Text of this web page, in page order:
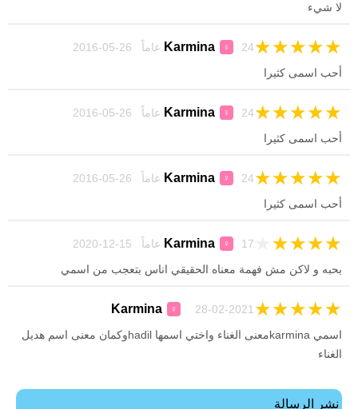
لا شيء
Karmina ♀ 24 عاماً 26-05-2016 ★
★
★
★
★
أحب اسمى كثيرا
Karmina ♀ 24 عاماً 26-05-2016 ★
★
★
★
★
أحب اسمى كثيرا
Karmina ♀ 24 عاماً 26-05-2016 ★
★
★
★
★
أحب اسمى كثيرا
Karmina ♀ 17 عاماً 15-12-2020 ★
★
★
★
بحبه و لاكن مش فهمة معناه الحقيقي اناس بتعجب من اسمي
Karmina ♀ 28-02-2021 ★
★
★
★
★
اسمي karminaمعنى الغناء واختي اسمها hadilوكمان معنى اسم هديل
الغناء
نشر الرسالة